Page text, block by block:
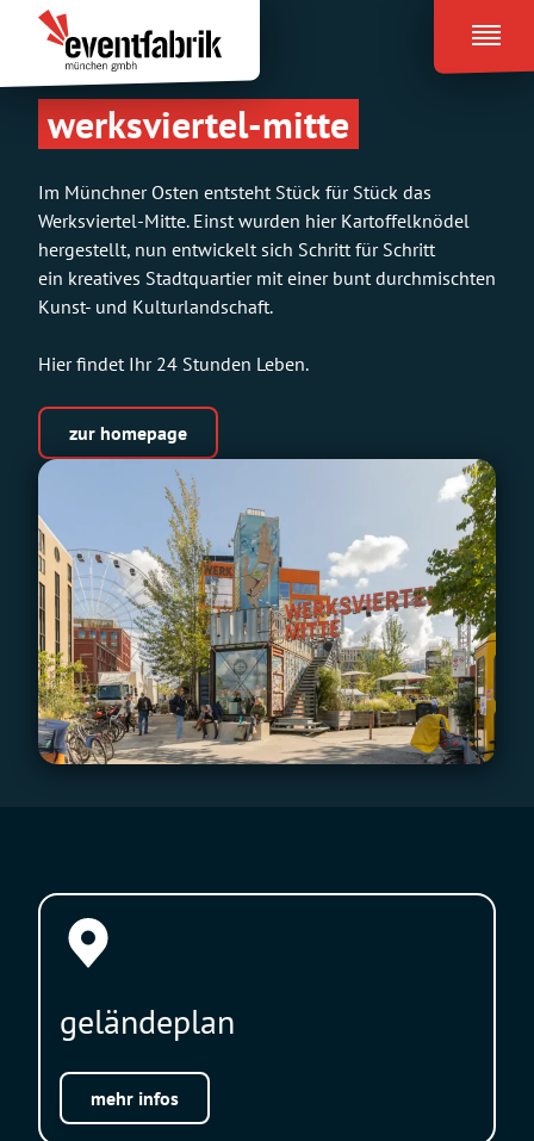
Inhalt
springen
Eventfabrik
München
werksviertel-mitte
Im Münchner Osten entsteht Stück für Stück das
Werksviertel-Mitte. Einst wurden hier Kartoffelknödel
hergestellt, nun entwickelt sich Schritt für Schritt
ein kreatives Stadtquartier mit einer bunt durchmischten
Kunst- und Kulturlandschaft.
Hier findet Ihr 24 Stunden Leben.
zur homepage
geländeplan
mehr infos